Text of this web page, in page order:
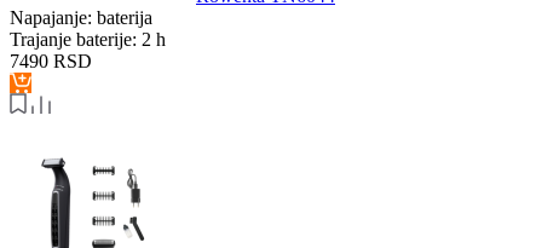
Napajanje: baterija
Trajanje baterije: 2 h
7490 RSD